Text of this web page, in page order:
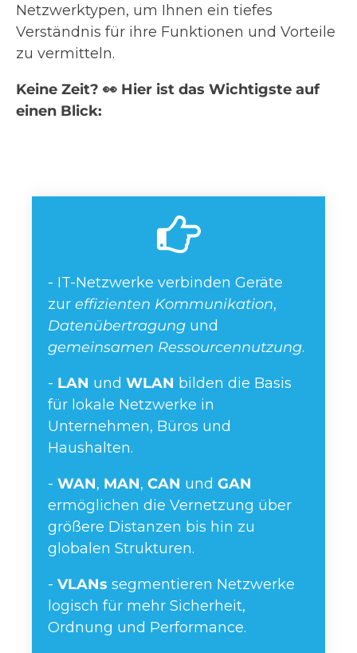
Netzwerktypen, um Ihnen ein tiefes
Verständnis für ihre Funktionen und Vorteile
zu vermitteln.
Keine Zeit? 👀 Hier ist das Wichtigste auf
einen Blick:
- IT-Netzwerke verbinden Geräte
zur effizienten Kommunikation,
Datenübertragung und
gemeinsamen Ressourcennutzung.
- LAN und WLAN bilden die Basis
für lokale Netzwerke in
Unternehmen, Büros und
Haushalten.
- WAN, MAN, CAN und GAN
ermöglichen die Vernetzung über
größere Distanzen bis hin zu
globalen Strukturen.
- VLANs segmentieren Netzwerke
logisch für mehr Sicherheit,
Ordnung und Performance.